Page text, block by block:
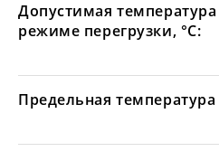
Допустимая
режиме перегрузки, °С:
Предельная температура